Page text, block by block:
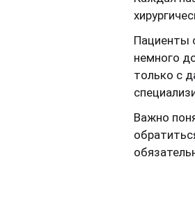
Пациенты
немного
только с
Важно